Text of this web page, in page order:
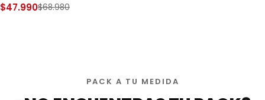
$47.990$68.980
PACK A TU MEDIDA